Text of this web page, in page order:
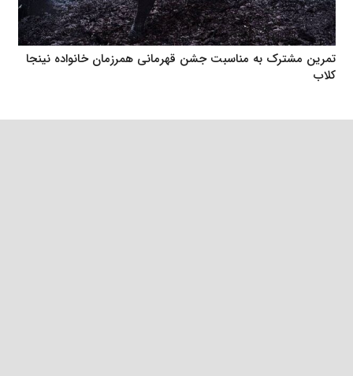
تمرین مشترک به مناسبت جشن قهرمانی همرزمان خانواده نینجا
کلاب